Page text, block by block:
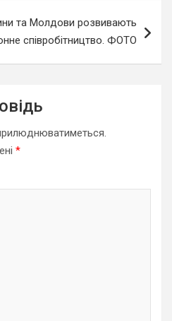
та Молдови розвивають
співробітництво. ФОТО
*